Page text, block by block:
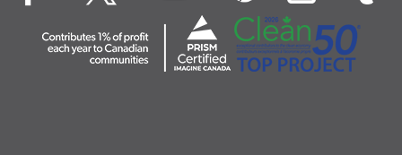
Soupes
Crème sure
Principes coopératifs
Contactez-nous
Location